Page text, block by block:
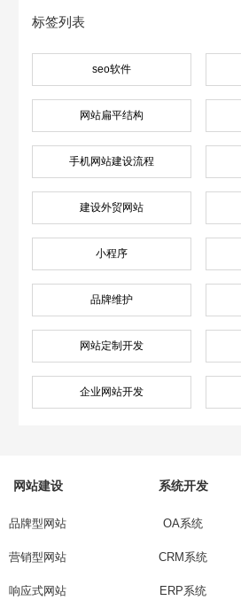
标签列表
seo软件
网站扁平结构
手机网站建设流程
建设外贸网站
小程序
品牌维护
网站定制开发
企业网站开发
网站建设
品牌型网站
营销型网站
响应式网站
系统开发
OA系统
CRM系统
ERP系统